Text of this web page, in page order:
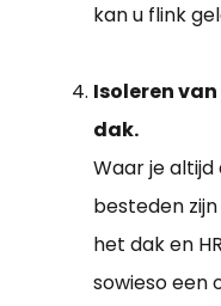
kan u flink
Isoleren
dak.
Waar je
besteden
het dak en
sowieso een